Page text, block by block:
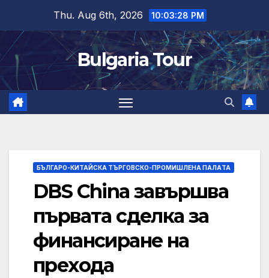
content
Thu. Aug 6th, 2026 10:03:28 PM
Bulgaria Tour
БЪЛГАРО-КИТАЙСКА ТЪРГОВСКО-ПРОМИШЛЕНА ПАЛAТА
DBS China завършва
първата сделка за
финансиране на
прехода